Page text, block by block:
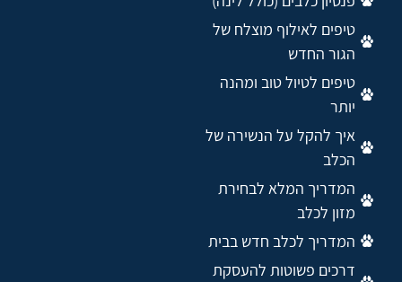
טיפים לאילוף מוצלח של
הגור החדש
טיפים לטיול טוב ומהנה
יותר
איך להקל על הנשירה של
הכלב
המדריך המלא לבחירת
מזון לכלב
המדריך לכלב חדש בבית
דרכים פשוטות להעסקת